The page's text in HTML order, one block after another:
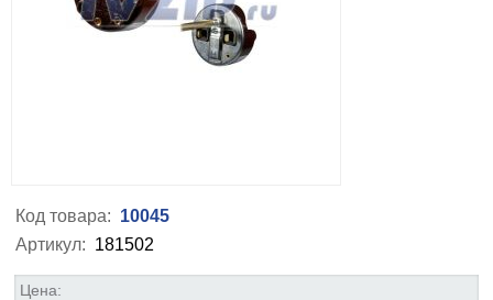
Код товара: 10045
Артикул: 181502
Цена: